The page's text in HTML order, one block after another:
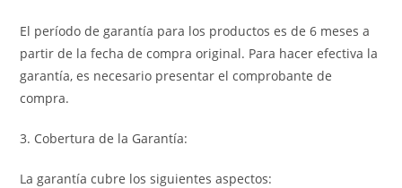
El período de garantía para los productos es de 6 meses a
partir de la fecha de compra original. Para hacer efectiva la
garantía, es necesario presentar el comprobante de
compra.
3. Cobertura de la Garantía:
La garantía cubre los siguientes aspectos: